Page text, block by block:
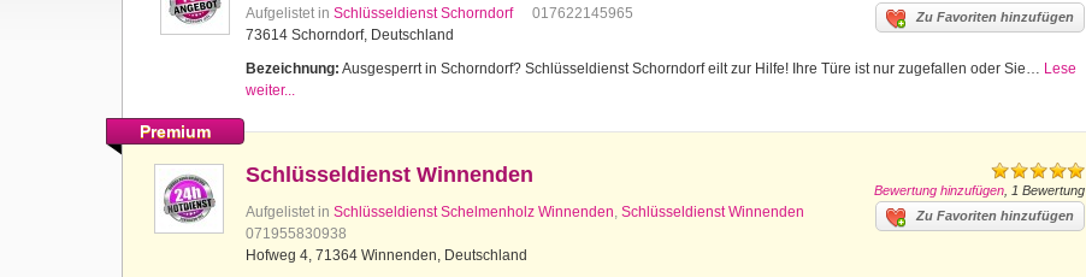
Aufgelistet in Schlüsseldienst Schorndorf Zu Favoriten hinzufügen
017622145965
73614 Schorndorf, Deutschland
Bezeichnung: Ausgesperrt in Schorndorf? Schlüsseldienst Schorndorf eilt zur Hilfe! Ihre Türe ist nur zugefallen oder Sie… Lese
weiter...
Premium
Bewertung hinzufügen , 1 Bewertung
Schlüsseldienst Winnenden
Aufgelistet in Schlüsseldienst Schelmenholz Winnenden, Schlüsseldienst Winnenden Zu Favoriten hinzufügen
071955830938
Hofweg 4, 71364 Winnenden, Deutschland